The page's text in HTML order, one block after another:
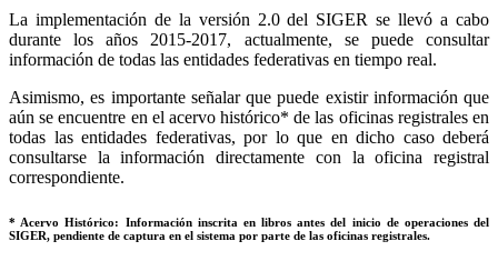
La implementación de la versión 2.0 del SIGER se llevó a cabo
durante los años 2015-2017, actualmente, se puede consultar
información de todas las entidades federativas en tiempo real.
Asimismo, es importante señalar que puede existir información que
aún se encuentre en el acervo histórico* de las oficinas registrales en
todas las entidades federativas, por lo que en dicho caso deberá
consultarse la información directamente con la oficina registral
correspondiente.
* Acervo Histórico: Información inscrita en libros antes del inicio de operaciones del
SIGER, pendiente de captura en el sistema por parte de las oficinas registrales.